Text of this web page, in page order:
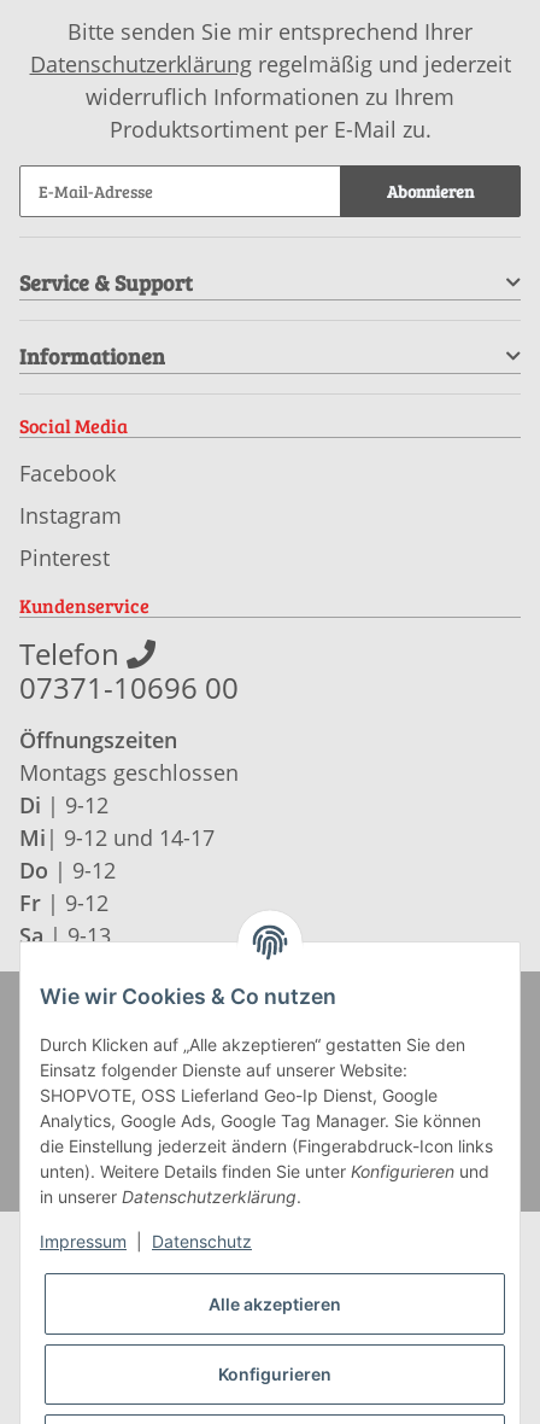
Bitte senden Sie mir entsprechend Ihrer
Datenschutzerklärungregelmäßig und jederzeit
widerruflich Informationen zu Ihrem
Produktsortiment per E-Mail zu.
Abonnieren
Service & Support
Informationen
Social Media
Facebook
Instagram
Pinterest
Kundenservice
Telefon
07371-10696 00
Öffnungszeiten
Montags geschlossen
Di | 9-12
Mi | 9-12 und 14-17
Do | 9-12
Fr | 9-12
Sa | 9-13
* Alle Preise inkl. gesetzlicher USt., zzgl.Versand
** Gilt für Lieferungen innerhalb Deutschlands,
Lieferzeiten für andere Länder entnehmen Sie bitte
Wie wir Cookies & Co nutzen
Durch Klicken auf „Alle akzeptieren“ gestatten Sie den
Einsatz folgender Dienste auf unserer Website:
SHOPVOTE, OSS Lieferland Geo-Ip Dienst, Google
Analytics, Google Ads, Google Tag Manager. Sie können
die Einstellung jederzeit ändern (Fingerabdruck-Icon links
unten). Weitere Details finden Sie unter Konfigurieren und
in unserer Datenschutzerklärung.
Impressum Datenschutz
Alle akzeptieren
Konfigurieren